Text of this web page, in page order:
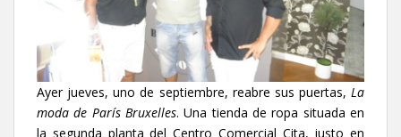
Ayer jueves, uno de septiembre, reabre sus puertas, La
moda de París Bruxelles. Una tienda de ropa situada en
la segunda planta del Centro Comercial Cita, justo en